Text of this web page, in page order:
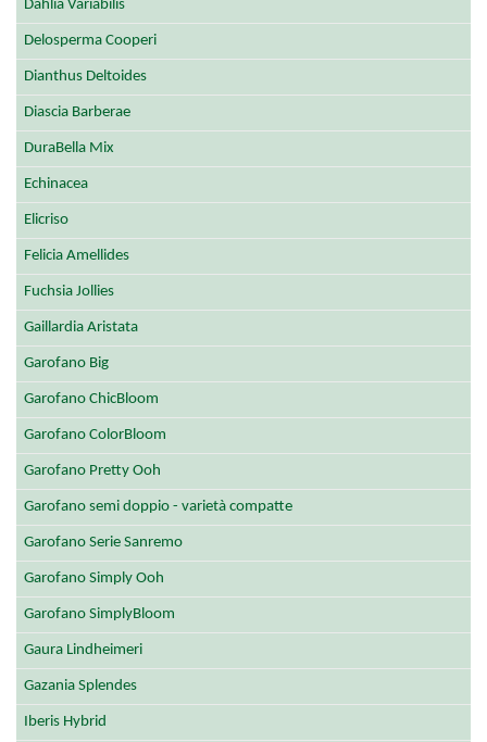
Dahlia Variabilis
Delosperma Cooperi
Dianthus Deltoides
Diascia Barberae
DuraBella Mix
Echinacea
Elicriso
Felicia Amellides
Fuchsia Jollies
Gaillardia Aristata
Garofano Big
Garofano ChicBloom
Garofano ColorBloom
Garofano Pretty Ooh
Garofano semi doppio - varietà compatte
Garofano Serie Sanremo
Garofano Simply Ooh
Garofano SimplyBloom
Gaura Lindheimeri
Gazania Splendes
Iberis Hybrid